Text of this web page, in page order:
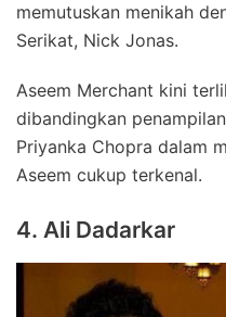
memutuskan menikah
Serikat, Nick Jonas.
Aseem Merchant kini
dibandingkan
Priyanka Chopra dalam
Aseem cukup terkenal.
4. Ali Dadarkar